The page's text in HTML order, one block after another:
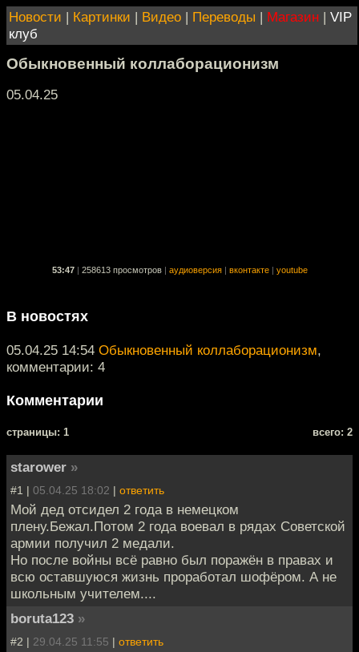
Новости | Картинки | Видео | Переводы | Магазин | VIP
клуб
Обыкновенный коллаборационизм
05.04.25
53:47 258613 просмотров аудиоверсия вконтакте youtube
В новостях
05.04.25 14:54 Обыкновенный коллаборационизм,
комментарии: 4
Комментарии
cтраницы: 1 всего: 2
starower »
#1 | 05.04.25 18:02 | ответить
Мой дед отсидел 2 года в немецком
плену.Бежал.Потом 2 года воевал в рядах Советской
армии получил 2 медали.
Но после войны всё равно был поражён в правах и
всю оставшуюся жизнь проработал шофёром. А не
школьным учителем....
boruta123 »
#2 | 29.04.25 11:55 | ответить